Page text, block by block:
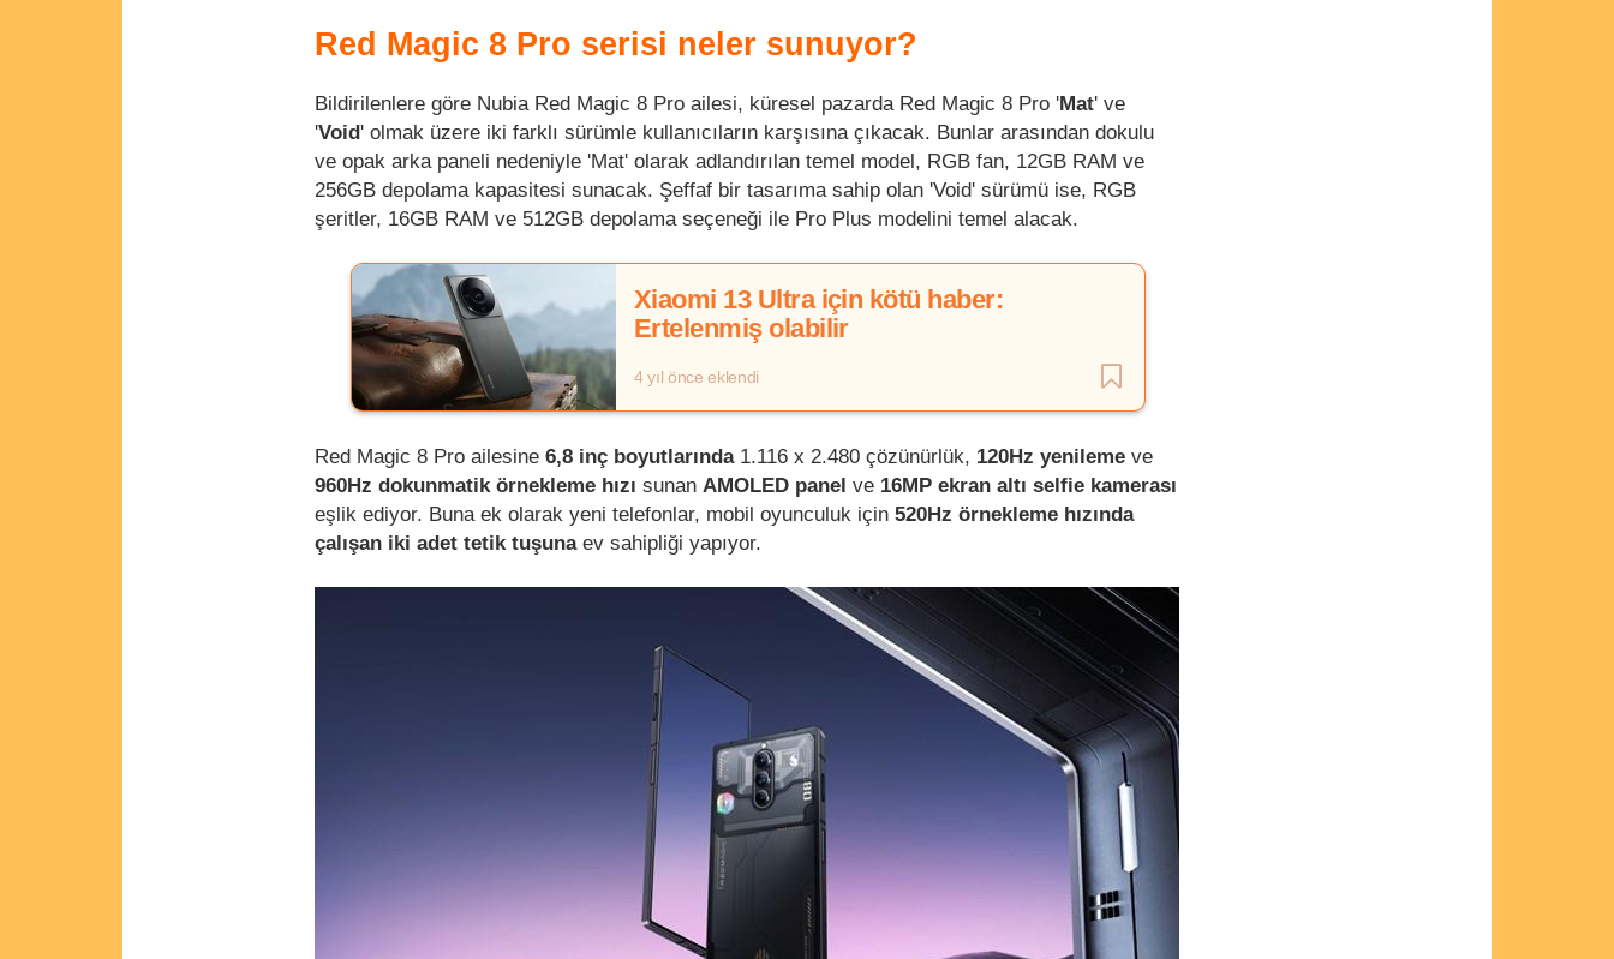
Red Magic 8 Pro serisi neler sunuyor?
Bildirilenlere göre Nubia Red Magic 8 Pro ailesi, küresel pazarda Red Magic 8 Pro 'Mat' ve
'Void' olmak üzere iki farklı sürümle kullanıcıların karşısına çıkacak. Bunlar arasından dokulu
ve opak arka paneli nedeniyle 'Mat' olarak adlandırılan temel model, RGB fan, 12GB RAM ve
256GB depolama kapasitesi sunacak. Şeffaf bir tasarıma sahip olan 'Void' sürümü ise, RGB
şeritler, 16GB RAM ve 512GB depolama seçeneği ile Pro Plus modelini temel alacak.
Xiaomi 13 Ultra için kötü haber:
Ertelenmiş olabilir
4 yıl önce eklendi
Red Magic 8 Pro ailesine 6,8 inç boyutlarında1.116 x 2.480 çözünürlük, 120Hz yenileme ve
960Hz dokunmatik örnekleme hızı sunan AMOLED panel ve 16MP ekran altı selfie kamerası
eşlik ediyor. Buna ek olarak yeni telefonlar, mobil oyunculuk için 520Hz örnekleme hızında
çalışan iki adet tetik tuşunaev sahipliği yapıyor.